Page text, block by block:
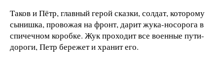
Таков и Пётр, главный герой сказки, солдат, которому
сынишка, провожая на фронт, дарит жука-носорога в
спичечном коробке. Жук проходит все военные пути-
дороги, Петр бережет и хранит его.